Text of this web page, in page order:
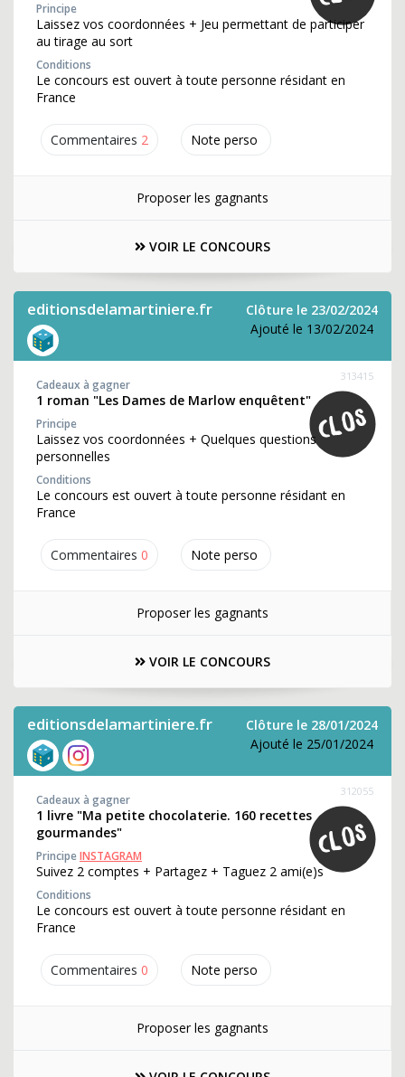
Commentaires 2 Note perso
Principe
Laissez vos coordonnées + Jeu permettant de participer
au tirage au sort
Conditions
Le concours est ouvert à toute personne résidant en
France
Proposer les gagnants
VOIR LE CONCOURS
editionsdelamartiniere.fr
Clôture le 23/02/2024
Ajouté le 13/02/2024
Commentaires 0 Note perso
313415
Cadeaux à gagner
1 roman "Les Dames de Marlow enquêtent"
Principe
Laissez vos coordonnées + Quelques questions
personnelles
Conditions
Le concours est ouvert à toute personne résidant en
France
Proposer les gagnants
VOIR LE CONCOURS
editionsdelamartiniere.fr
Clôture le 28/01/2024
Ajouté le 25/01/2024
Commentaires 0 Note perso
312055
Cadeaux à gagner
1 livre "Ma petite chocolaterie. 160 recettes
gourmandes"
PrincipeINSTAGRAM
Suivez 2 comptes + Partagez + Taguez 2 ami(e)s
Conditions
Le concours est ouvert à toute personne résidant en
France
Proposer les gagnants